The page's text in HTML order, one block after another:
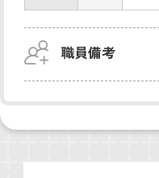
職員備考